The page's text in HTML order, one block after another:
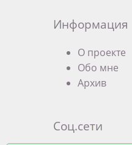
Информация
О проекте
Обо мне
Архив
Соц.сети